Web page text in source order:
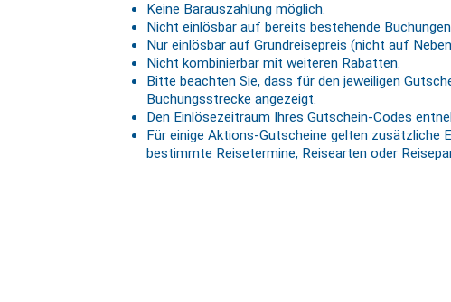
Keine Barauszahlung möglich.
Nicht einlösbar auf bereits bestehende
Nur einlösbar auf Grundreisepreis (nicht auf
Nicht kombinierbar mit weiteren Rabatten.
Bitte beachten Sie, dass für den jeweiligen
Buchungsstrecke angezeigt.
Den Einlösezeitraum Ihres Gutschein-Codes
Für einige Aktions-Gutscheine gelten zusätzliche
bestimmte Reisetermine, Reisearten oder